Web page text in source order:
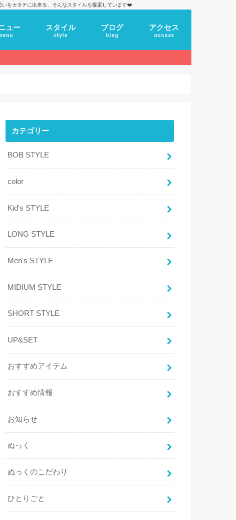
をカタチに出来る、そんなスタイルを提案しています❤️
ュー スタイル
style
ブログ
blog
アクセス
access
カテゴリー
BOB STYLE
color
Kid's STYLE
LONG STYLE
Men's STYLE
MIDIUM STYLE
SHORT STYLE
UP&SET
おすすめアイテム
おすすめ情報
お知らせ
ぬっく
ぬっくのこだわり
ひとりごと